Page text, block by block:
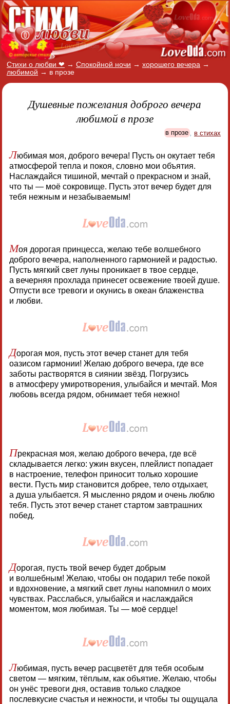
Стихи о любви ❤ → Спокойной ночи → хорошего вечера →
любимой → в прозе
Душевные пожелания доброго вечера
любимой в прозе
в прозе в стихах
Любимая моя, доброго вечера! Пусть он окутает тебя
атмосферой тепла и покоя, словно мои объятия.
Наслаждайся тишиной, мечтай о прекрасном и знай,
что ты — моё сокровище. Пусть этот вечер будет для
тебя нежным и незабываемым!
Моя дорогая принцесса, желаю тебе волшебного
доброго вечера, наполненного гармонией и радостью.
Пусть мягкий свет луны проникает в твое сердце,
а вечерняя прохлада принесет освежение твоей душе.
Отпусти все тревоги и окунись в океан блаженства
и любви.
Дорогая моя, пусть этот вечер станет для тебя
оазисом гармонии! Желаю доброго вечера, где все
заботы растворятся в сиянии звёзд. Погрузись
в атмосферу умиротворения, улыбайся и мечтай. Моя
любовь всегда рядом, обнимает тебя нежно!
Прекрасная моя, желаю доброго вечера, где всё
складывается легко: ужин вкусен, плейлист попадает
в настроение, телефон приносит только хорошие
вести. Пусть мир становится добрее, тело отдыхает,
а душа улыбается. Я мысленно рядом и очень люблю
тебя. Пусть этот вечер станет стартом завтрашних
побед.
Дорогая, пусть твой вечер будет добрым
и волшебным! Желаю, чтобы он подарил тебе покой
и вдохновение, а мягкий свет луны напомнил о моих
чувствах. Расслабься, улыбайся и наслаждайся
моментом, моя любимая. Ты — моё сердце!
Любимая, пусть вечер расцветёт для тебя особым
светом — мягким, тёплым, как объятие. Желаю, чтобы
он унёс тревоги дня, оставив только сладкое
послевкусие счастья и нежности, и чтобы ты ощущала